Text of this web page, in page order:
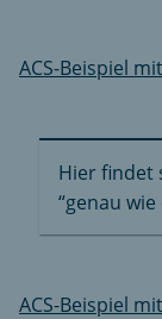
ACS-Beispiel
Hier findet
“genau
ACS-Beispiel